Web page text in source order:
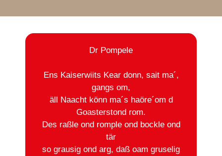
Dr Pompele
Ens Kaiserwiits Kear donn, sait ma´,
gangs om,
äll Naacht könn ma´s haöre´om d
Goasterstond rom.
Des raßle ond romple ond bockle ond
tär
so grausig ond arg, daß oam gruselig